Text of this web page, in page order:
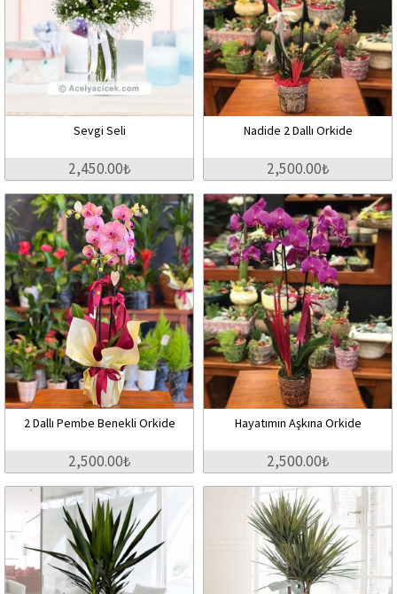
Sevgi Seli
2,450.00₺
Nadide 2 Dallı Orkide
2,500.00₺
2 Dallı Pembe Benekli Orkide
2,500.00₺
Hayatımın Aşkına Orkide
2,500.00₺